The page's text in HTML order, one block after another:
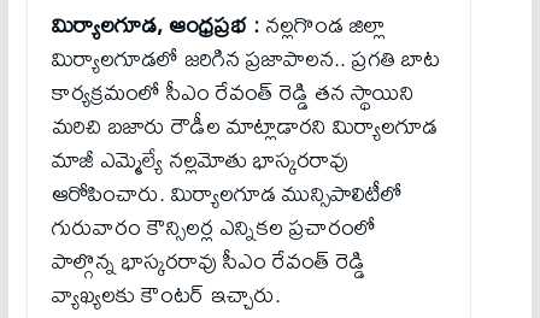
మిర్యాలగూడ, ఆంధ్రప్రభ :నల్లగొండ జిల్లా
మిర్యాలగూడలో జరిగిన ప్రజాపాలన.. ప్రగతి బాట
కార్యక్రమంలో సీఎం రేవంత్ రెడ్డి తన స్థాయిని
మరిచి బజారు రౌడీల మాట్లాడారని మిర్యాలగూడ
మాజీ ఎమ్మెల్యే నల్లమోతు భాస్కరరావు
ఆరోపించారు. మిర్యాలగూడ మున్సిపాలిటీలో
గురువారం కౌన్సిలర్ల ఎన్నికల ప్రచారంలో
పాల్గొన్న భాస్కరరావు సీఎం రేవంత్ రెడ్డి
వ్యాఖ్యలకు కౌంటర్ ఇచ్చారు.